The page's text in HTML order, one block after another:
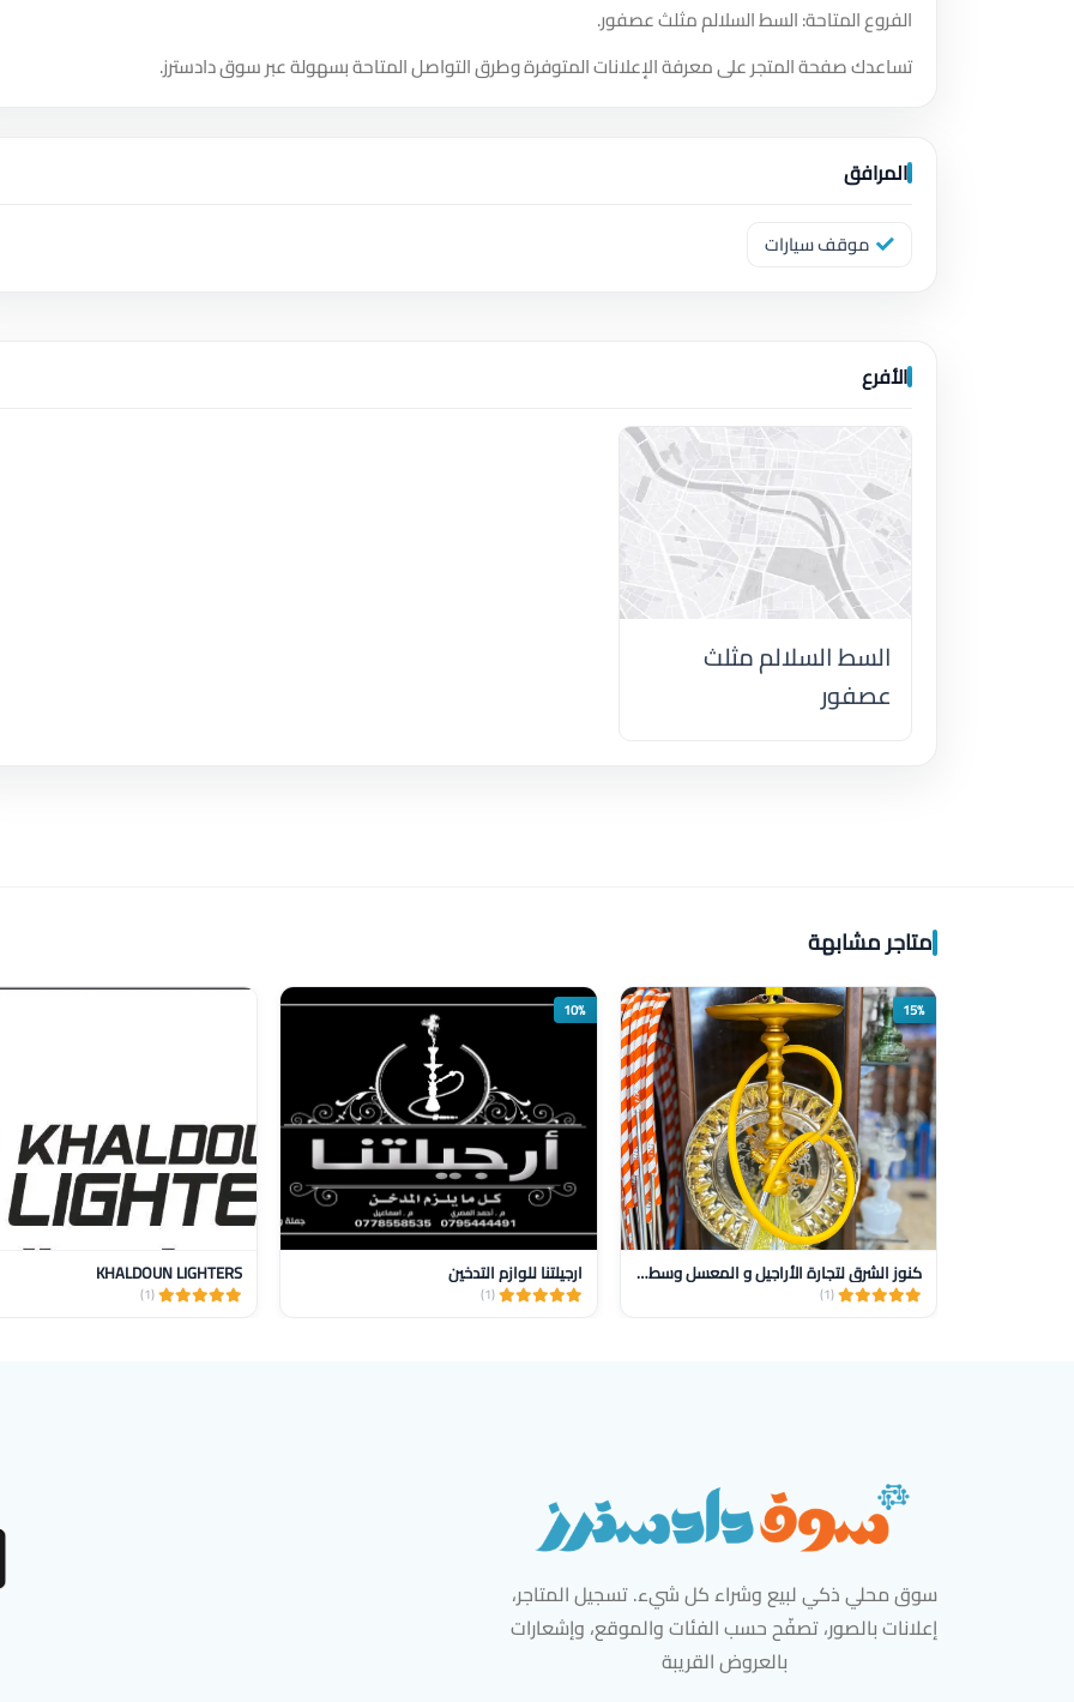
الفروع المتاحة: السط السلالم مثلث عصفور.
تساعدك صفحة المتجر على معرفة الإعلانات المتوفرة وطرق التواصل المتاحة بسهولة عبر سوق دادسترز.
المرافق
موقف سيارات
الأفرع
اضغط لتحميل الموقع
السط السلالم مثلث
عصفور
متاجر مشابهة
15%
كنوز الشرق لتجارة الأراجيل و المعسل وسط البلد
(1)
10%
ارجيلتنا للوازم التدخين
(1)
KHALDOUN LIGHTERS
(1)
سوق محلي ذكي لبيع وشراء كل شيء. تسجيل المتاجر،
إعلانات بالصور، تصفّح حسب الفئات والموقع، وإشعارات
بالعروض القريبة